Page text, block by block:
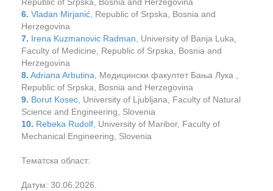
6. Vladan Mirjanić , Republic of Srpska, Bosnia and
Herzegovina
7. Irena Kuzmanovic Radman , University of Banja Luka,
Faculty of Medicine, Republic of Srpska, Bosnia and
Herzegovina
8. Adriana Arbutina , Медицински факултет Бања Лука ,
Republic of Srpska, Bosnia and Herzegovina
9. Borut Kosec , University of Ljubljana, Faculty of Natural
Science and Engineering, Slovenia
10. Rebeka Rudolf , University of Maribor, Faculty of
Mechanical Engineering, Slovenia
Тематска област:
Датум: 30.06.2026.